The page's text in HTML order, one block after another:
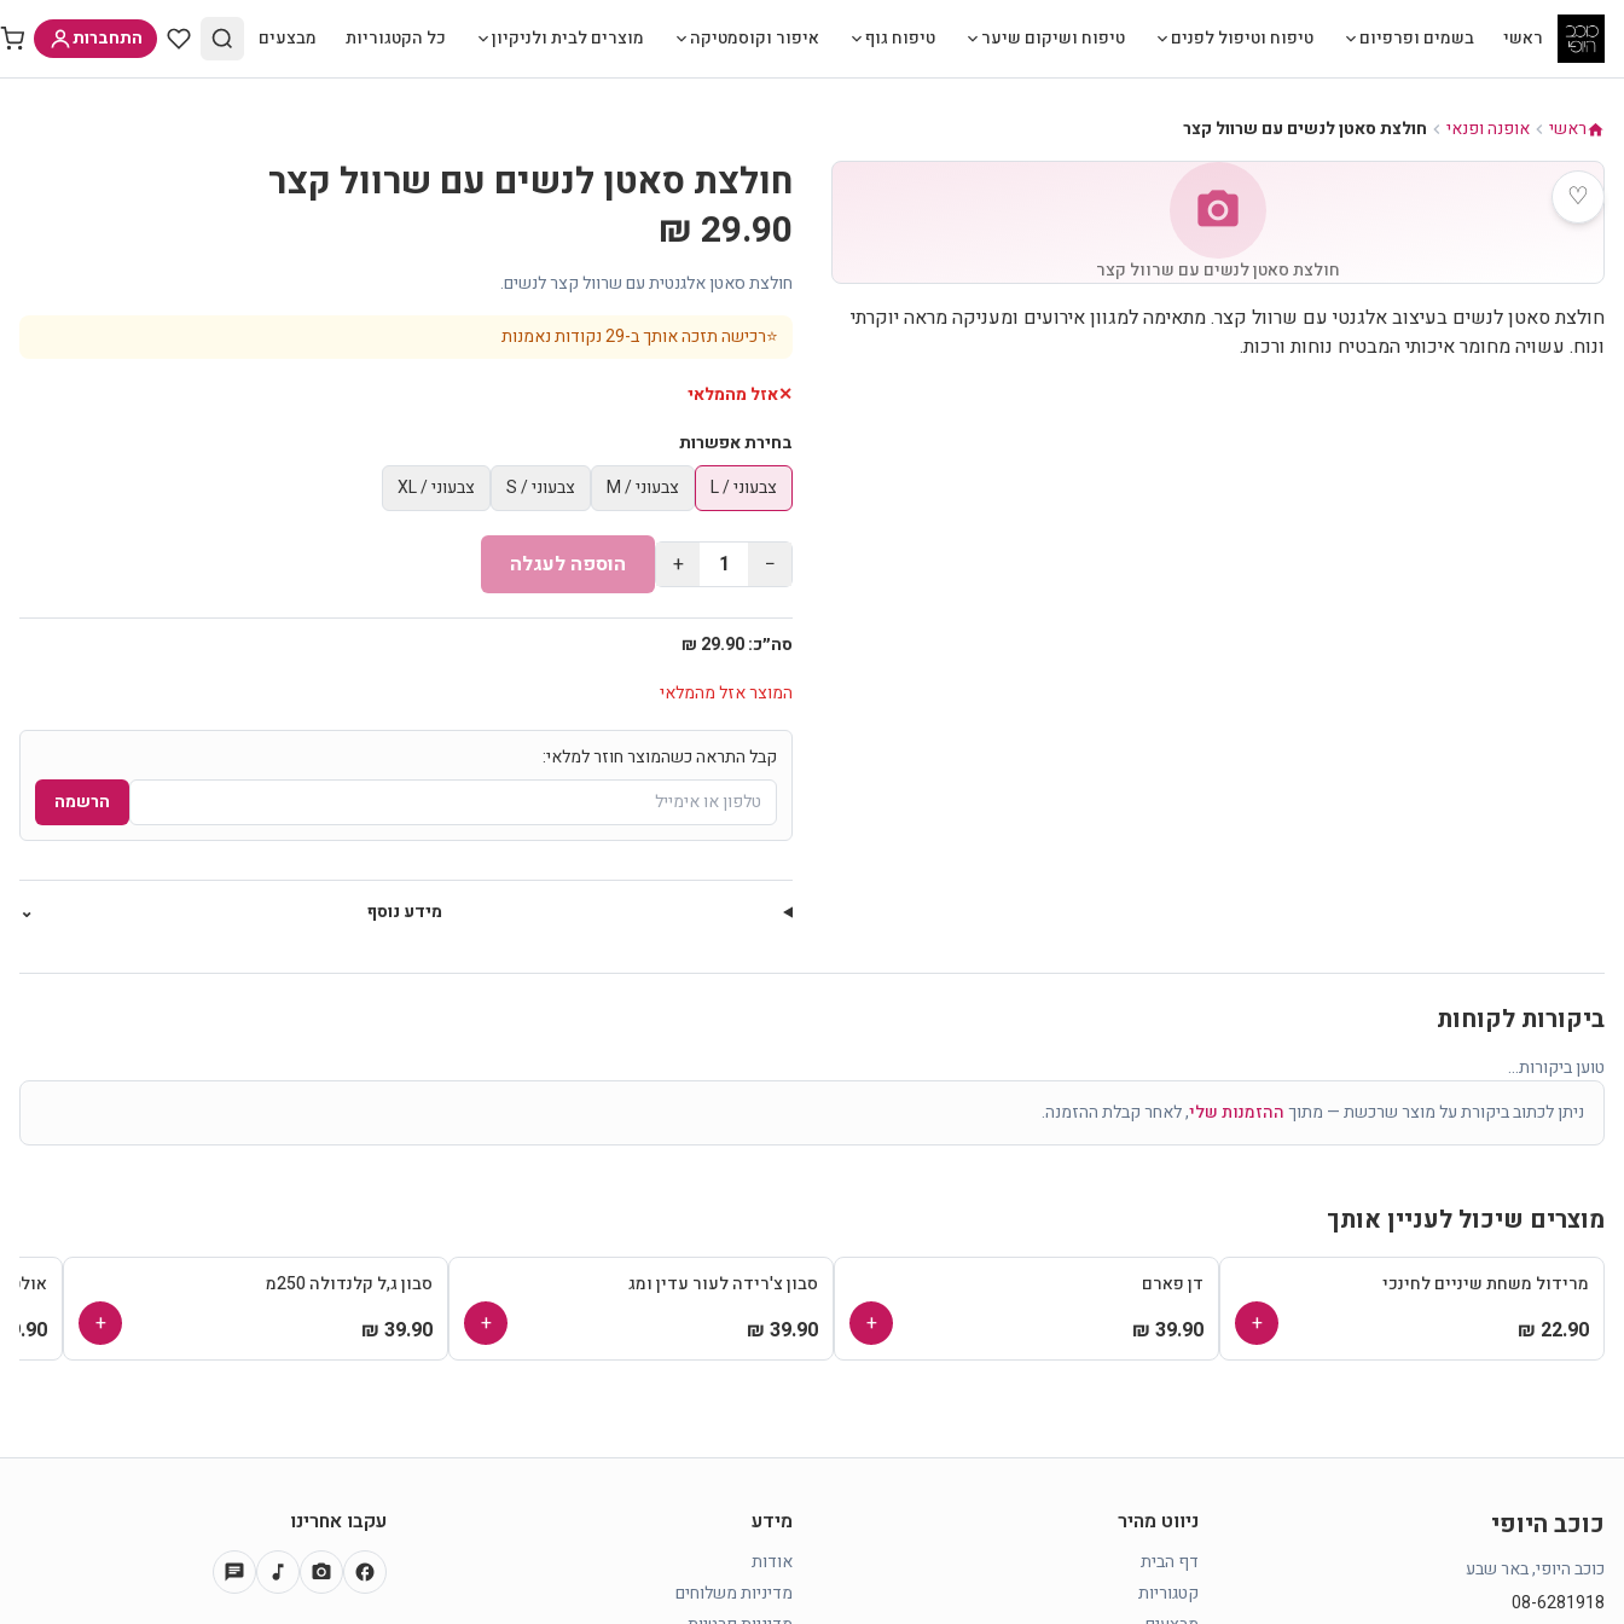
ראשי בשמים ופרפיום טיפוח וטיפול לפנים טיפוח ושיקום שיער טיפוח גוף איפור וקוסמטיקה מוצרים לבית ולניקיון כל הקטגוריות מבצעים התחברות
homeראשי chevron_left אופנה ופנאי chevron_left חולצת סאטן לנשים עם שרוול קצר
photo_camera
חולצת סאטן לנשים עם שרוול קצר
♡
חולצת סאטן לנשים בעיצוב אלגנטי עם שרוול קצר. מתאימה למגוון אירועים ומעניקה מראה יוקרתי
ונוח. עשויה מחומר איכותי המבטיח נוחות ורכות.
חולצת סאטן לנשים עם שרוול קצר
29.90 ₪
חולצת סאטן אלגנטית עם שרוול קצר לנשים.
⭐רכישה תזכה אותך ב-29נקודות נאמנות
✕אזל מהמלאי
בחירת אפשרות
צבעוני / L
צבעוני / M צבעוני / S צבעוני / XL
−
1
+ הוספה לעגלה
סה״כ:29.90 ₪
המוצר אזל מהמלאי
קבל התראה כשהמוצר חוזר למלאי:
הרשמה
מידע נוסף ⌄
ביקורות לקוחות
טוען ביקורות...
ניתן לכתוב ביקורת על מוצר שרכשת — מתוךההזמנות שלי, לאחר קבלת ההזמנה.
מוצרים שיכול לעניין אותך
מרידול משחת שיניים לחינכי
22.90 ₪
+
דן פארם
39.90 ₪
+
סבון צ'רידה לעור עדין ומג
39.90 ₪
+
סבון ג,ל קלנדולה 250מ
39.90 ₪
+
39.90 ₪
כוכב היופי
כוכב היופי, באר שבע
08-6281918
ניווט מהיר
דף הבית
קטגוריות
מידע
אודות
מדיניות משלוחים
עקבו אחרינו
facebook
photo_camera
music_note
chat